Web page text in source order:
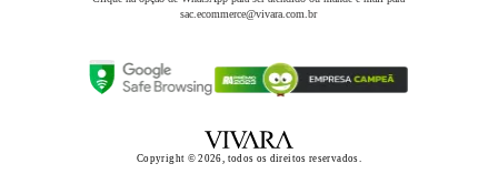
sac.ecommerce@vivara.com.br
Copyright © 2026, todos os direitos reservados.